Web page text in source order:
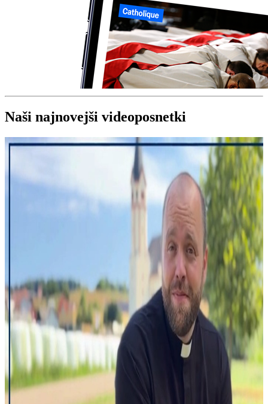
Naši najnovejši videoposnetki